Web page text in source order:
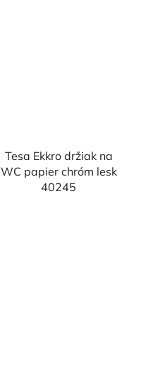
Tesa Ekkro držiak na
WC papier chróm lesk
40245